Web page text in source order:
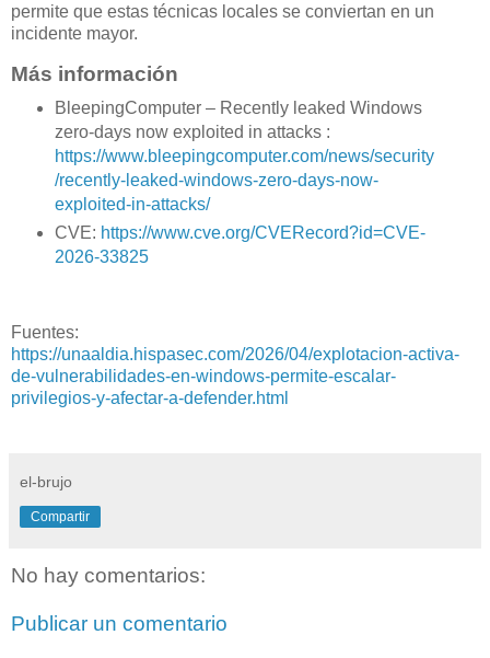
permite que estas técnicas locales se conviertan en un
incidente mayor.
Más información
BleepingComputer – Recently leaked Windows
zero-days now exploited in attacks :
https://www.bleepingcomputer.com/news/security
/recently-leaked-windows-zero-days-now-
exploited-in-attacks/
CVE: https://www.cve.org/CVERecord?id=CVE-
2026-33825
Fuentes:
https://unaaldia.hispasec.com/2026/04/explotacion-activa-
de-vulnerabilidades-en-windows-permite-escalar-
privilegios-y-afectar-a-defender.html
el-brujo
Compartir
No hay comentarios:
Publicar un comentario